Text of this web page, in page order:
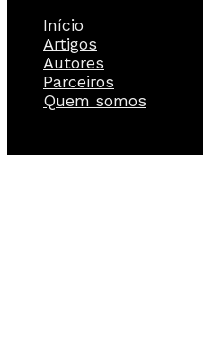
Início
Artigos
Autores
Parceiros
Quem somos